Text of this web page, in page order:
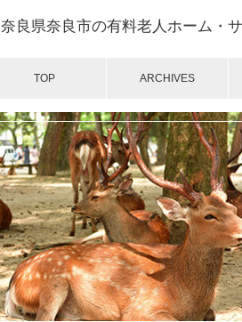
奈良県奈良市の有料老人ホーム・
TOP ARCHIVES